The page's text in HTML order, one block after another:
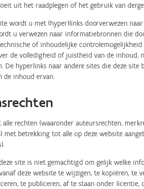
uit het raadplegen of het gebruik van
wordt u met (hyper)links doorverwezen
u verwezen naar informatiebronnen die
of inhoudelijke
de volledigheid of juistheid van de inhoud,
De hyperlinks naar andere sites die deze
de inhoud ervan.
alle rechten (waaronder auteursrechten,
met betrekking tot alle op deze website
site is niet gemachtigd om gelijk welke
deze website te wijzigen, te kopiëren, te
te publiceren, af te staan onder